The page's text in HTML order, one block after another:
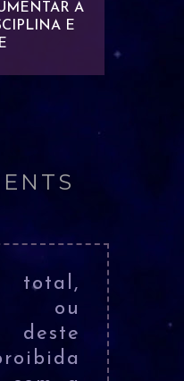
A
E
total,
ou
deste